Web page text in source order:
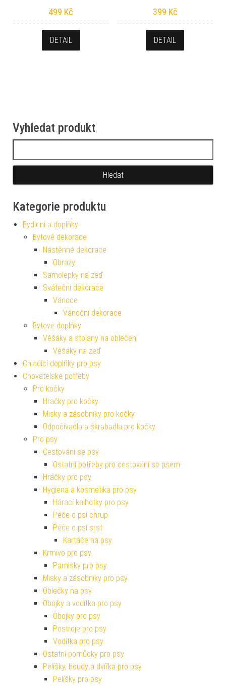
499 Kč
DETAIL
399 Kč
DETAIL
Vyhledat produkt
Kategorie produktu
Bydlení a doplňky
Bytové dekorace
Nástěnné dekorace
Obrazy
Samolepky na zeď
Sváteční dekorace
Vánoce
Vánoční dekorace
Bytové doplňky
Věšáky a stojany na oblečení
Věšáky na zeď
Chladící doplňky pro psy
Chovatelské potřeby
Pro kočky
Hračky pro kočky
Misky a zásobníky pro kočky
Odpočívadla a škrabadla pro kočky
Pro psy
Cestování se psy
Ostatní potřeby pro cestování se psem
Hračky pro psy
Hygiena a kosmetika pro psy
Hárací kalhotky pro psy
Péče o psí chrup
Péče o psí srst
Kartáče na psy
Krmivo pro psy
Pamlsky pro psy
Misky a zásobníky pro psy
Oblečky na psy
Obojky a vodítka pro psy
Obojky pro psy
Postroje pro psy
Vodítka pro psy
Ostatní pomůcky pro psy
Pelíšky, boudy a dvířka pro psy
Pelíšky pro psy